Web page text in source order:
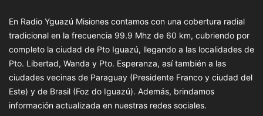
En Radio Yguazú Misiones contamos con una cobertura radial
tradicional en la frecuencia 99.9 Mhz de 60 km, cubriendo por
completo la ciudad de Pto Iguazú, llegando a las localidades de
Pto. Libertad, Wanda y Pto. Esperanza, así también a las
ciudades vecinas de Paraguay (Presidente Franco y ciudad del
Este) y de Brasil (Foz do Iguazú). Además, brindamos
información actualizada en nuestras redes sociales.